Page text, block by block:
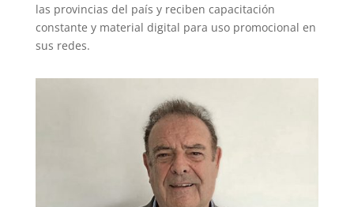
las provincias del país y reciben capacitación
constante y material digital para uso promocional en
sus redes.